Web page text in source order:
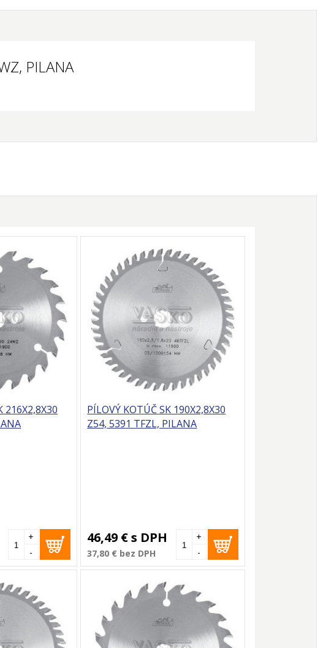
PILANA
216X2,8X30
-
+
PÍLOVÝ KOTÚČ SK 190X2,8X30
Z54, 5391 TFZL, PILANA
46,49 €s DPH
37,80 € bez DPH -
+